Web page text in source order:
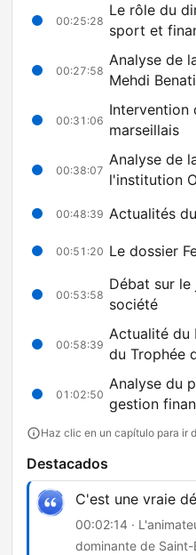
00:25:28
Le rôle du
sport et
00:27:58
Analyse de
Mehdi
00:31:06
Intervention
marseillais
00:38:07
Analyse de
l'institution
00:48:39 Actualités
00:51:20 Le dossier
00:53:58
Débat sur
société
00:58:39
Actualité du
du Trophée
01:02:50
Analyse du
gestion
Haz clic en un capítulo para ir
Destacados
C'est une vraie
00:02:14 ·
dominante de